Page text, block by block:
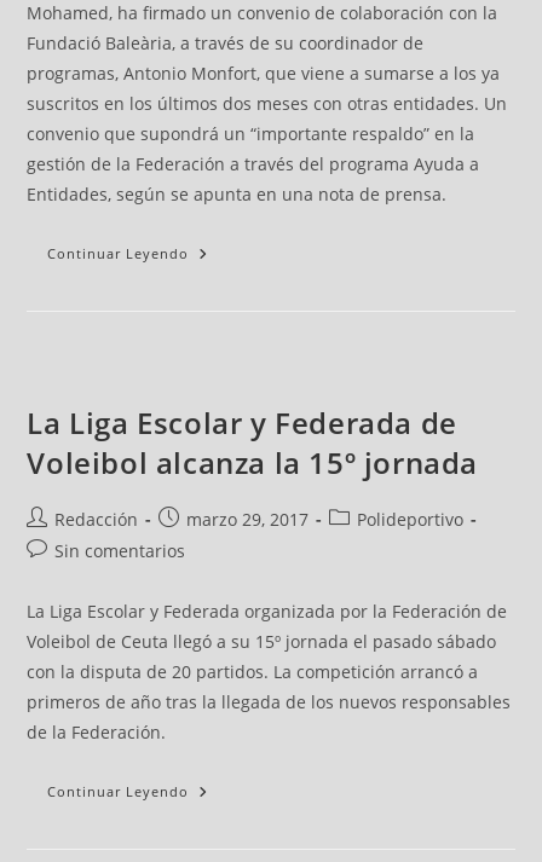
Mohamed, ha firmado un convenio de colaboración con la
Fundació Baleària, a través de su coordinador de
programas, Antonio Monfort, que viene a sumarse a los ya
suscritos en los últimos dos meses con otras entidades. Un
convenio que supondrá un “importante respaldo” en la
gestión de la Federación a través del programa Ayuda a
Entidades, según se apunta en una nota de prensa.
Continuar Leyendo
La Liga Escolar y Federada de
Voleibol alcanza la 15º jornada
Redacción marzo 29, 2017
Polideportivo
Sin comentarios
La Liga Escolar y Federada organizada por la Federación de
Voleibol de Ceuta llegó a su 15º jornada el pasado sábado
con la disputa de 20 partidos. La competición arrancó a
primeros de año tras la llegada de los nuevos responsables
de la Federación.
Continuar Leyendo